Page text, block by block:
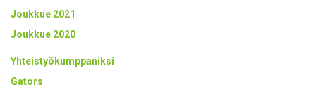
Joukkue 2021
Joukkue 2020
Yhteistyökumppaniksi
Gators